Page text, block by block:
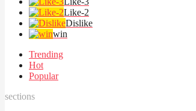
Like-2
Dislike
win
Trending
Hot
Popular
sections